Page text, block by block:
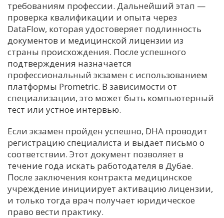
требованиям профессии. Дальнейший этап —
проверка квалификации и опыта через
DataFlow, которая удостоверяет подлинность
документов и медицинской лицензии из
страны происхождения. После успешного
подтверждения назначается
профессиональный экзамен с использованием
платформы Prometric. В зависимости от
специализации, это может быть компьютерный
тест или устное интервью.
Если экзамен пройден успешно, DHA проводит
регистрацию специалиста и выдает письмо о
соответствии. Этот документ позволяет в
течение года искать работодателя в Дубае.
После заключения контракта медицинское
учреждение инициирует активацию лицензии,
и только тогда врач получает юридическое
право вести практику.